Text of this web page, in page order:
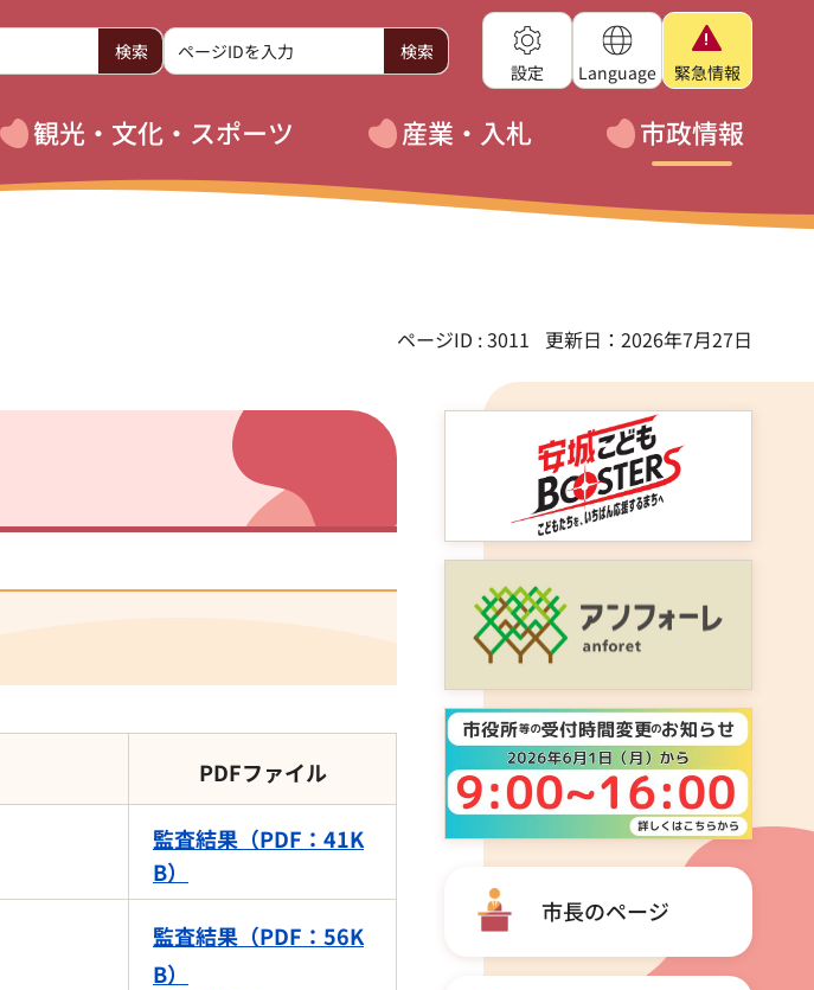
設定
Language 緊急情報
観光・文化・スポーツ 産業・入札 市政情報
ページID : 3011
更新日：2026年7月27日
PDFファイル
監査結果（PDF：41K
B）
監査結果（PDF：56K
B）
市長のページ